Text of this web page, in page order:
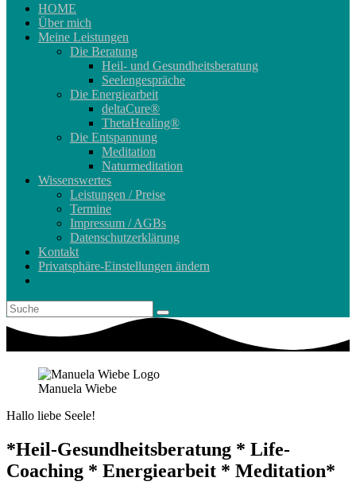
HOME
Über mich
Meine Leistungen
Die Beratung
Heil- und Gesundheitsberatung
Seelengespräche
Die Energiearbeit
deltaCure®
ThetaHealing®
Die Entspannung
Meditation
Naturmeditation
Wissenswertes
Leistungen / Preise
Termine
Impressum / AGBs
Datenschutzerklärung
Kontakt
Privatsphäre-Einstellungen ändern
Manuela Wiebe
Hallo liebe Seele!
*Heil-Gesundheitsberatung * Life-
Coaching * Energiearbeit * Meditation*